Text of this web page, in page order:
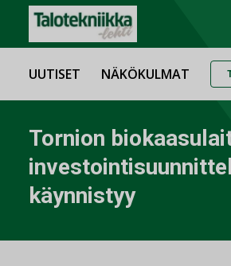
UUTISET NÄKÖKULMAT
Tornion
käynnistyy